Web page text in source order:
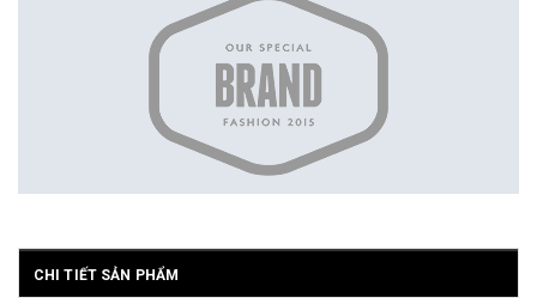
CHI TIẾT SẢN PHẨM